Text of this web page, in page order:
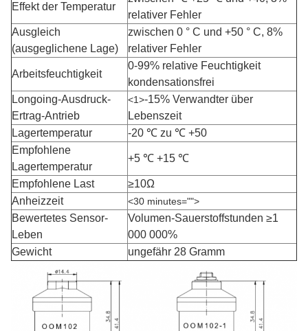
Effekt der Temperatur
relativer Fehler
Ausgleich
(ausgeglichene Lage)
zwischen 0 ° C und +50 ° C, 8%
relativer Fehler
Arbeitsfeuchtigkeit
0-99% relative Feuchtigkeit
kondensationsfrei
Longoing-Ausdruck-
Ertrag-Antrieb
<1>-15% Verwandter über
Lebenszeit
Lagertemperatur
-20 ℃ zu ℃ +50
Empfohlene
Lagertemperatur
+5 ℃ +15 ℃
Empfohlene Last
≥10Ω
Anheizzeit
<30 minutes="">
Bewertetes Sensor-
Leben
Volumen-Sauerstoffstunden ≥1
000 000%
Gewicht
ungefähr 28 Gramm